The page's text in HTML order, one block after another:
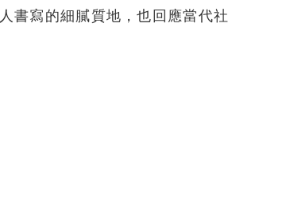
書寫的細膩質地，也回應當代社